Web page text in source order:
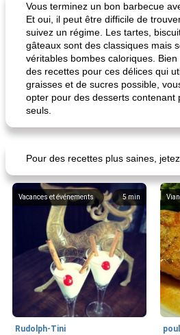
pois chiches rôtis aux épices
Vous terminez un bon barbecue
Et oui, il peut être difficile de
suivez un régime. Les tartes,
gâteaux sont des classiques mais
véritables bombes caloriques.
des recettes pour ces délices qui
graisses et de sucres possible,
opter pour des desserts contenant
seuls.
Pour des recettes plus saines,
5min
Vacances et événements
Rudolph-Tini